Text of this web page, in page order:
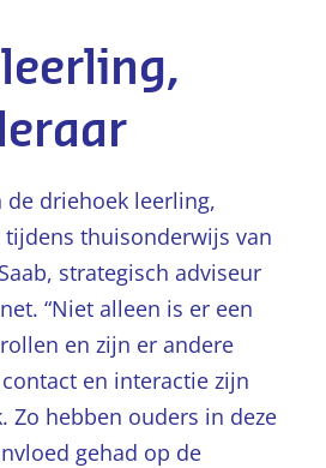
de driehoek leerling,
thuisonderwijs van
strategisch adviseur
“Niet alleen is er een
en zijn er andere
en interactie zijn
Zo hebben ouders in deze
gehad op de